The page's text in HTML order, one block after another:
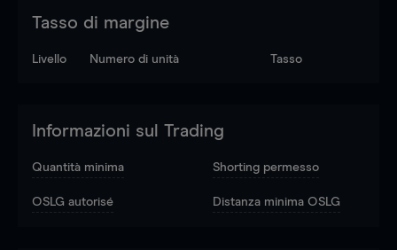
Tasso di margine
Livello Numero di unità Tasso
Informazioni sul Trading
Quantità minima Shorting permesso
OSLG autorisé Distanza minima OSLG